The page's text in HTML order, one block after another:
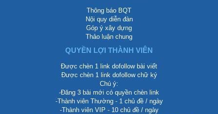
Thông báo BQT
Nội quy diễn đàn
Góp ý xây dựng
Thảo luận chung
QUYỀN LỢI THÀNH VIÊN
Được chèn 1 link dofollow bài viết
Được chèn 1 link dofollow chữ ký
Chú ý:
-Đăng 3 bài mới có quyền chèn link
-Thành viên Thường - 1 chủ đề / ngày
-Thành viên VIP - 10 chủ đề / ngày